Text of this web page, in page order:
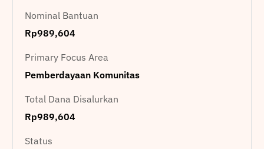
Nominal Bantuan
Rp989,604
Primary Focus Area
Pemberdayaan Komunitas
Total Dana Disalurkan
Rp989,604
Status